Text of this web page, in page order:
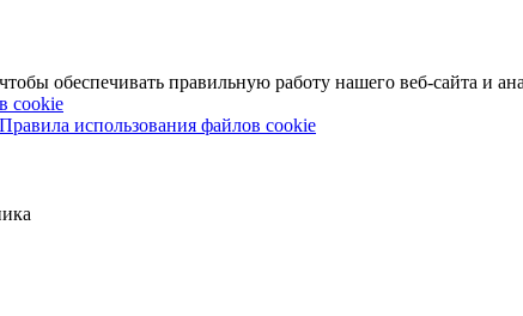
обеспечивать правильную работу нашего веб-сайта и
cookie
Правила использования файлов cookie